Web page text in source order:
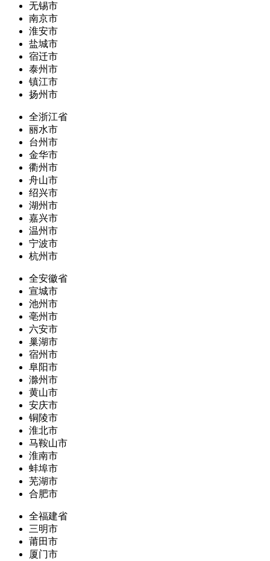
无锡市
南京市
淮安市
盐城市
宿迁市
泰州市
镇江市
扬州市
全浙江省
丽水市
台州市
金华市
衢州市
舟山市
绍兴市
湖州市
嘉兴市
温州市
宁波市
杭州市
全安徽省
宣城市
池州市
亳州市
六安市
巢湖市
宿州市
阜阳市
滁州市
黄山市
安庆市
铜陵市
淮北市
马鞍山市
淮南市
蚌埠市
芜湖市
合肥市
全福建省
三明市
莆田市
厦门市